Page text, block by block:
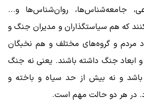
جامعه‌شناس‌ها، روان‌شناس‌ها و...
که هم سیاستگذاران و مدیران جنگ و
و گروه‌های مختلف و هم نخبگان
ابعاد جنگ داشته باشند. یعنی نه جنگ
و نه بیش از حد سیاه و باخته و
در هر دو حالت مهم است.